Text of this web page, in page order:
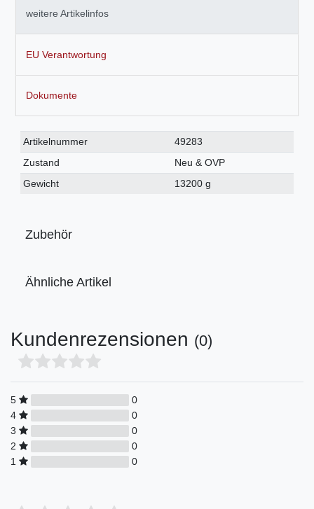
weitere Artikelinfos
EU Verantwortung
Dokumente
Technisches
Merkmal
Wert
Artikelnummer
49283
Zustand
Neu & OVP
Gewicht
13200 g
Zubehör
Ähnliche Artikel
Kundenrezensionen (0)
5
0
4
0
3
0
2
0
1
0